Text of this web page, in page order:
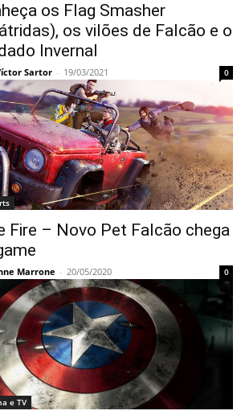
os Flag Smasher
os vilões de Falcão e o
Invernal
Sartor - 19/03/2021 0
Fire – Novo Pet Falcão chega
Marrone - 20/05/2020 0
e TV